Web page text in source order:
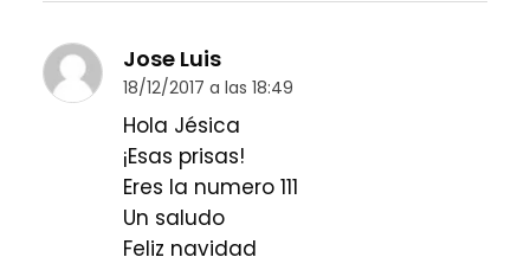
Jose Luis
18/12/2017 a las 18:49
Hola Jésica
¡Esas prisas!
Eres la numero 111
Un saludo
Feliz navidad